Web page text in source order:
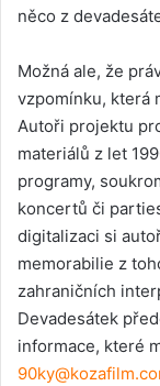
něco z
Možná ale, že
vzpomínku, která
Autoři projektu
materiálů z let
programy,
koncertů či
digitalizaci si
memorabilie z
zahraničních
Devadesátek
informace, které